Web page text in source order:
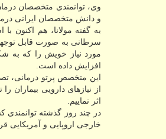
وی، توانمندی متخصصان
و دانش متخصصان ایرانی
سرطانی به صورت قابل توجهی
مورد نیاز خویش را که به
افزایش داده است.
این متخصص پرتو درمانی،
از نیازهای دارویی
اثر نماییم.
در چند روز گذشته توانمندی
خارجی اروپایی و آمریکایی